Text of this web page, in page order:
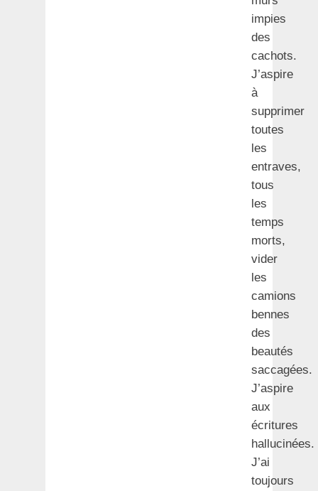
impies
des
cachots.
J’aspire
à
supprimer
toutes
les
entraves,
tous
les
temps
morts,
vider
les
camions
bennes
des
beautés
saccagées.
J’aspire
aux
écritures
hallucinées.
J’ai
toujours